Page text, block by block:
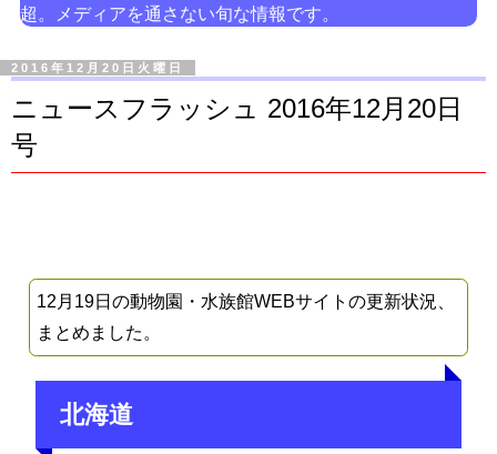
超。メディアを通さない旬な情報です。
2016年12月20日火曜日
ニュースフラッシュ 2016年12月20日
号
12月19日の動物園・水族館WEBサイトの更新状況、
まとめました。
北海道